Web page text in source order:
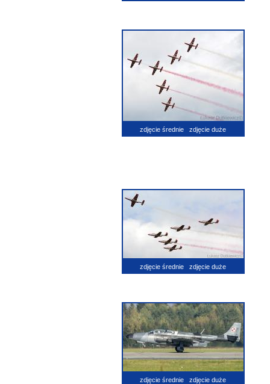
zdjęcie średnie zdjęcie duże
zdjęcie średnie zdjęcie duże
zdjęcie średnie zdjęcie duże